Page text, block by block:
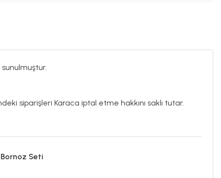
siparişleri Karaca iptal etme hakkını saklı tutar.
Bornoz Seti